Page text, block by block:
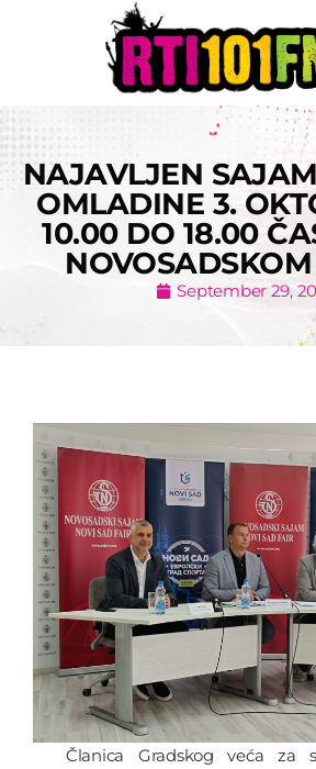
NAJAVLJEN
OMLADINE 3.
10.00 DO 18.00
September 29,
Članica Gradskog veća za